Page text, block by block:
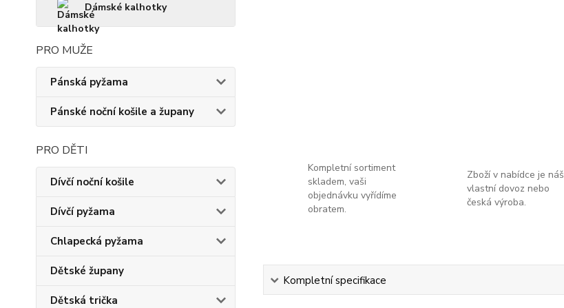
Dámské kalhotky
PRO MUŽE
Pánská pyžama
Pánské noční košile a župany
PRO DĚTI
Dívčí noční košile
Dívčí pyžama
Chlapecká pyžama
Dětské župany
Dětská trička
Kompletní sortiment
skladem, vaši
objednávku vyřídíme
obratem.
Zboží v nabídce je náš
vlastní dovoz nebo
česká výroba.
Kompletní specifikace